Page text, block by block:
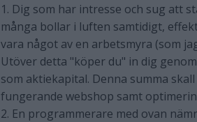
1. Dig som har intresse och sug att
många bollar i luften samtidigt,
vara något av en arbetsmyra (som
Utöver detta "köper du" in dig
som aktiekapital. Denna summa
fungerande webshop samt
2. En programmerare med ovan